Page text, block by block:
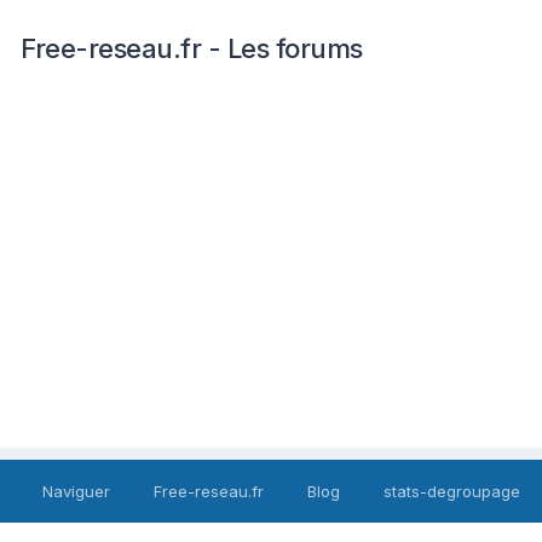
Free-reseau.fr - Les forums
Naviguer Free-reseau.fr Blog stats-degroupage